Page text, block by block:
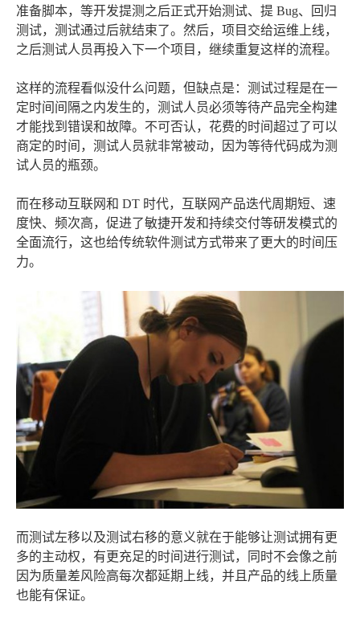
准备脚本，等开发提测之后正式开始测试、提 Bug、回归
测试，测试通过后就结束了。然后，项目交给运维上线，
之后测试人员再投入下一个项目，继续重复这样的流程。
这样的流程看似没什么问题，但缺点是：测试过程是在一
定时间间隔之内发生的，测试人员必须等待产品完全构建
才能找到错误和故障。不可否认，花费的时间超过了可以
商定的时间，测试人员就非常被动，因为等待代码成为测
试人员的瓶颈。
而在移动互联网和 DT 时代，互联网产品迭代周期短、速
度快、频次高，促进了敏捷开发和持续交付等研发模式的
全面流行，这也给传统软件测试方式带来了更大的时间压
力。
而测试左移以及测试右移的意义就在于能够让测试拥有更
多的主动权，有更充足的时间进行测试，同时不会像之前
因为质量差风险高每次都延期上线，并且产品的线上质量
也能有保证。